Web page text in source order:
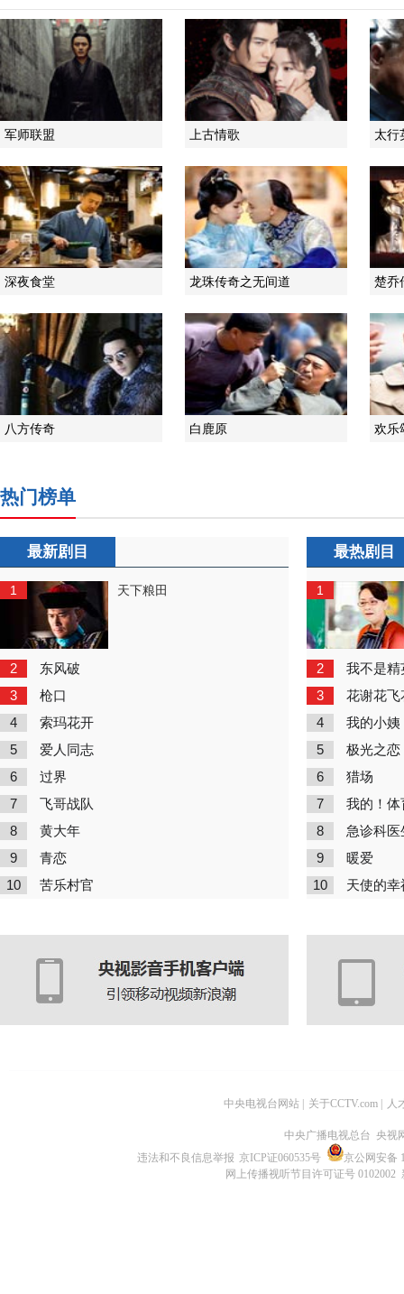
军师联盟 上古情歌 太行
深夜食堂 龙珠传奇之无间道 楚乔
八方传奇 白鹿原 欢乐
热门榜单
最新剧目
1 天下粮田
2 东风破
3 枪口
4 索玛花开
5 爱人同志
6 过界
7 飞哥战队
8 黄大年
9 青恋
10 苦乐村官
最热剧目
1
2 我不是精
3 花谢花飞
4 我的小姨
5 极光之恋
6 猎场
7 我的！体
8 急诊科医
9 暖爱
10 天使的幸
中央电视台网站 关于CCTV.com 人
中央广播电视总台 央视
违法和不良信息举报 京ICP证060535号
京公网安备
网上传播视听节目许可证号 0102002